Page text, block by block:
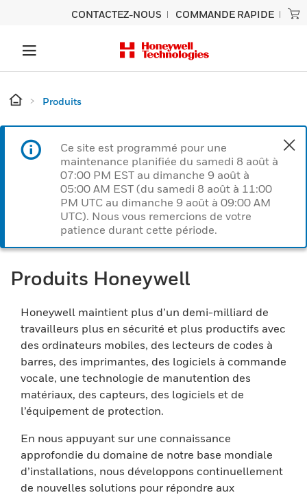
CONTACTEZ-NOUS COMMANDE RAPIDE
Produits
Ce site est programmé pour une
maintenance planifiée du samedi 8 août à
07:00 PM EST au dimanche 9 août à
05:00 AM EST (du samedi 8 août à 11:00
PM UTC au dimanche 9 août à 09:00 AM
UTC). Nous vous remercions de votre
patience durant cette période.
Produits Honeywell
Honeywell maintient plus d’un demi-milliard de
travailleurs plus en sécurité et plus productifs avec
des ordinateurs mobiles, des lecteurs de codes à
barres, des imprimantes, des logiciels à commande
vocale, une technologie de manutention des
matériaux, des capteurs, des logiciels et de
l’équipement de protection.
En nous appuyant sur une connaissance
approfondie du domaine de notre base mondiale
d’installations, nous développons continuellement
de nouvelles solutions pour répondre aux